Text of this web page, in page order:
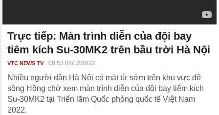
Trực tiếp: Màn trình diễn của đội bay
tiêm kích Su-30MK2 trên bầu trời Hà Nội
VTC NEWS TV 08:53 08/12/2022
Nhiều người dân Hà Nội có mặt từ sớm trên khu vực đê
sông Hồng chờ xem màn trình diễn của đội bay tiêm kích
Su-30MK2 tại Triển lãm Quốc phòng quốc tế Việt Nam
2022.